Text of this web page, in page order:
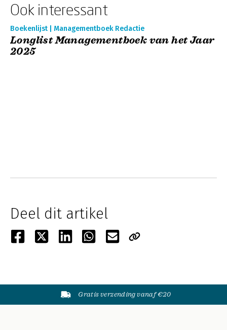
Ook interessant
Boekenlijst | Managementboek Redactie
Longlist Managementboek van het Jaar
2025
Deel dit artikel
Gratis verzending vanaf €20